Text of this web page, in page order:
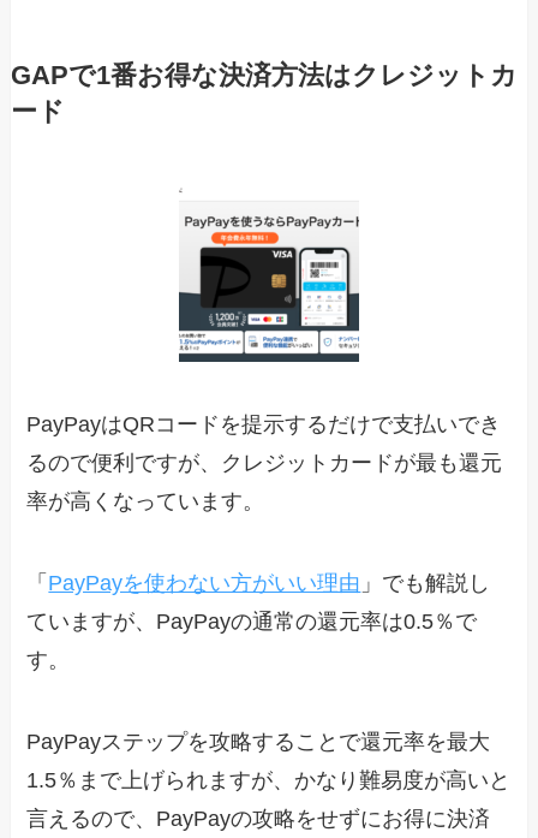
GAPで1番お得な決済方法はクレジットカ
ード
PayPayはQRコードを提示するだけで支払いでき
るので便利ですが、クレジットカードが最も還元
率が高くなっています。
「 PayPayを使わない方がいい理由 」でも解説し
ていますが、PayPayの通常の還元率は0.5％で
す。
PayPayステップを攻略することで還元率を最大
1.5％まで上げられますが、かなり難易度が高いと
言えるので、PayPayの攻略をせずにお得に決済